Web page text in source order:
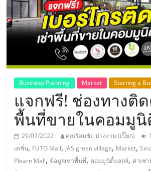
รวม
ธุรกิจ
เอ
ส
เอ็
Business Planning Market Starting a
แจกฟรี! ช่องทางติ
พื้นที่ขายในคอมมู
29/07/2022 คุณรัตนชัย ม่วงงาม (เปี๊ยก)
เตชั่น, FUTO Mall, JAS green village, Market,
Plearn Mall,ข้อมูลเช่าพื้นที่, คอมมูนิตี้มอลล์, ค่าเช่